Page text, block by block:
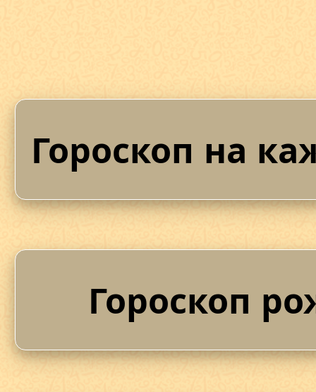
Гороскоп на
Гороскоп